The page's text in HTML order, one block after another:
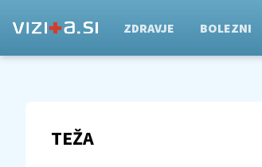
ZDRAVJE BOLEZNI
TEŽA